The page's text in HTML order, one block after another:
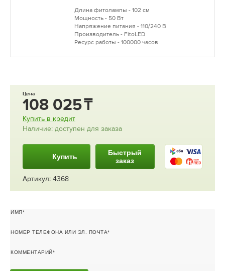
Длина фитолампы - 102 см
Мощность - 50 Вт
Напряжение питания - 110/240 В
Производитель - FitoLED
Ресурс работы - 100000 часов
Цена
108 025
Купить в кредит
Наличие: доступен для заказа
Купить
Быстрый
заказ
Артикул: 4368
ИМЯ
НОМЕР ТЕЛЕФОНА ИЛИ ЭЛ. ПОЧТА
КОММЕНТАРИЙ